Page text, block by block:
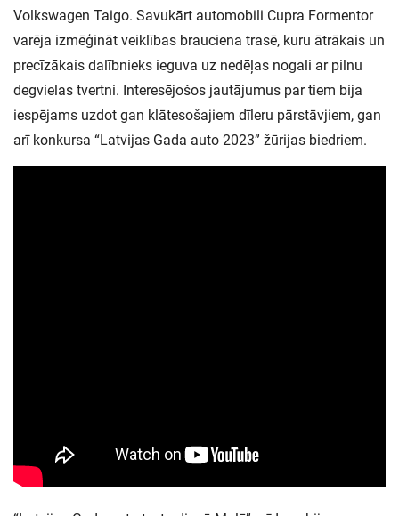
Volkswagen Taigo. Savukārt automobili Cupra Formentor
varēja izmēģināt veiklības brauciena trasē, kuru ātrākais un
precīzākais dalībnieks ieguva uz nedēļas nogali ar pilnu
degvielas tvertni. Interesējošos jautājumus par tiem bija
iespējams uzdot gan klātesošajiem dīleru pārstāvjiem, gan
arī konkursa “Latvijas Gada auto 2023” žūrijas biedriem.